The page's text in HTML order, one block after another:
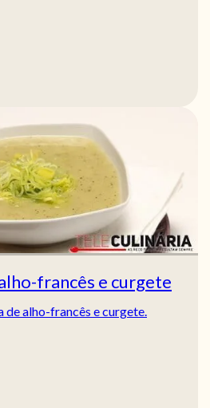
francês e curgete
de alho-francês e curgete.